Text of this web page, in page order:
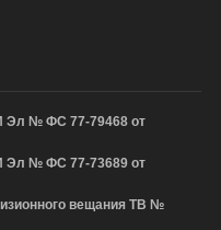
Эл № ФС 77-79468 от
Эл № ФС 77-73689 от
вещания ТВ №